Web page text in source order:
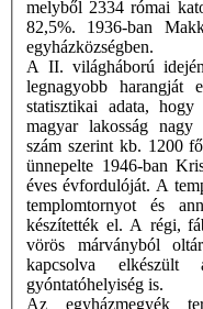
melyből 2334 római
82,5%. 1936-ban
egyházközségben.
A II. világháború
legnagyobb harangját
statisztikai adata,
magyar lakosság nagy
szám szerint kb. 1200
ünnepelte 1946-ban
éves évfordulóját. A
templomtornyot és
készítették el. A régi,
vörös márványból
kapcsolva elkészült
gyóntatóhelyiség is.
Az egyházmegyék